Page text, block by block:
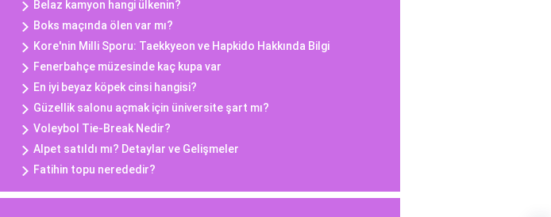
Belaz kamyon hangi ülkenin?
Boks maçında ölen var mı?
Kore'nin Milli Sporu: Taekkyeon ve Hapkido Hakkında Bilgi
Fenerbahçe müzesinde kaç kupa var
En iyi beyaz köpek cinsi hangisi?
Güzellik salonu açmak için üniversite şart mı?
Voleybol Tie-Break Nedir?
Alpet satıldı mı? Detaylar ve Gelişmeler
Fatihin topu nerededir?